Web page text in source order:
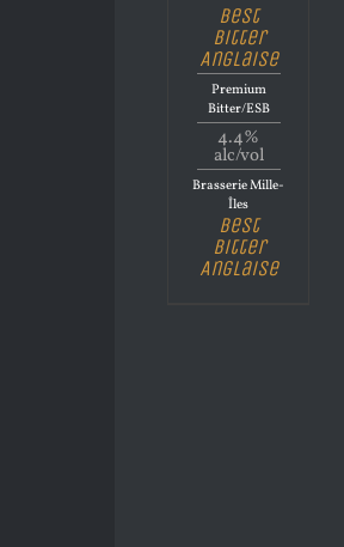
Best
Bitter
Anglaise
Premium
Bitter/ESB
4.4%
alc/vol
Brasserie Mille-
Îles
Best
Bitter
Anglaise